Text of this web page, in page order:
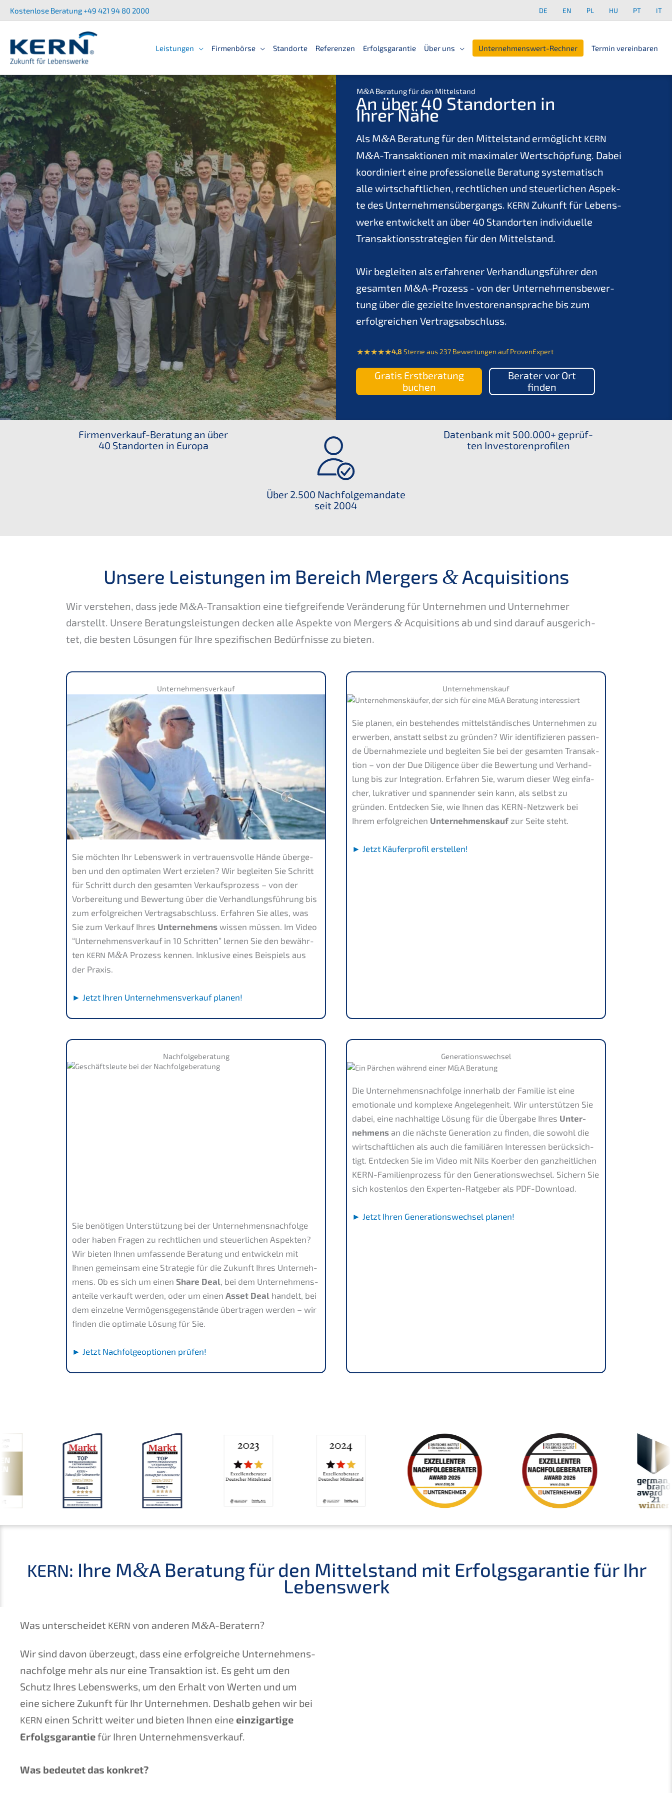
Inhalt
Kostenlose Beratung +49 421 94 80 2000 DE EN PL HU PT IT
Leistun­gen Firmen­bör­se Standorte Referen­zen Erfolgs­ga­ran­tie Über uns Unter­neh­mens­wert-Rechner Termin verein­ba­ren
M&A Beratung für den Mittelstand
An über 40 Stand­or­ten in
Ihrer Nähe
Als M&A Beratung für den Mittel­stand ermög­licht KERN
M&A-Transaktionen mit maxima­ler Wertschöp­fung. Dabei
koordi­niert eine profes­sio­nel­le Beratung syste­ma­tisch
alle wirtschaft­li­chen, recht­li­chen und steuer­li­chen Aspek­
te des Unter­neh­mens­über­gangs. KERN Zukunft für Lebens­
wer­ke entwi­ckelt an über 40 Stand­or­ten indivi­du­el­le
Trans­ak­ti­ons­stra­te­gien für den Mittelstand.
Wir beglei­ten als erfah­re­ner Verhand­lungs­füh­rer den
gesam­ten M&A-Prozess - von der Unter­neh­mens­be­wer­
tung über die geziel­te Inves­to­ren­an­spra­che bis zum
erfolg­rei­chen Vertragsabschluss.
4,8 Sterne aus 237 Bewer­tun­gen auf ProvenExpert
Gratis Erstbe­ra­tung
buchen
Berater vor Ort
finden
Firmen­ver­kauf-Beratung an über
40 Stand­or­ten in Europa
Über 2.500 Nachfol­ge­man­da­te
seit 2004
Daten­bank mit 500.000+ geprüf­
ten Investorenprofilen
Unsere Leistun­gen im Bereich Mergers &Acquisitions
Wir verste­hen, dass jede M&A-Transaktion eine tiefgrei­fen­de Verän­de­rung für Unter­neh­men und Unter­neh­mer
darstellt. Unsere Beratungs­leis­tun­gen decken alle Aspek­te von Mergers &Acqui­si­ti­ons ab und sind darauf ausge­rich­
tet, die besten Lösun­gen für Ihre spezi­fi­schen Bedürf­nis­se zu bieten.
Unter­nehmens­verkauf
Sie möchten Ihr Lebens­werk in vertrau­ens­vol­le Hände überge­
ben und den optima­len Wert erzie­len? Wir beglei­ten Sie Schritt
für Schritt durch den gesam­ten Verkaufs­pro­zess – von der
Vorbe­rei­tung und Bewer­tung über die Verhand­lungs­füh­rung bis
zum erfolg­rei­chen Vertrags­ab­schluss. Erfah­ren Sie alles, was
Sie zum Verkauf Ihres Unter­neh­mens wissen müssen. Im Video
“Unter­nehmens­verkauf in 10 Schrit­ten” lernen Sie den bewähr­
ten KERN M&A Prozess kennen. Inklu­si­ve eines Beispiels aus
der Praxis.
► Jetzt Ihren Unter­nehmens­verkauf planen!
Unter­nehmens­kauf
Sie planen, ein bestehen­des mittel­stän­di­sches Unter­neh­men zu
erwer­ben, anstatt selbst zu gründen? Wir identi­fi­zie­ren passen­
de Übernah­me­zie­le und beglei­ten Sie bei der gesam­ten Trans­ak­
ti­on – von der Due Diligence über die Bewer­tung und Verhand­
lung bis zur Integra­ti­on. Erfah­ren Sie, warum dieser Weg einfa­
cher, lukra­ti­ver und spannen­der sein kann, als selbst zu
gründen. Entde­cken Sie, wie Ihnen das KERN-Netzwerk bei
Ihrem erfolg­rei­chen Unter­nehmens­kauf zur Seite steht.
► Jetzt Käufer­pro­fil erstellen!
Nachfol­ge­be­ra­tung
Sie benöti­gen Unter­stüt­zung bei der Unternehmens­nachfolge
oder haben Fragen zu recht­li­chen und steuer­li­chen Aspek­ten?
Wir bieten Ihnen umfas­sen­de Beratung und entwi­ckeln mit
Ihnen gemein­sam eine Strate­gie für die Zukunft Ihres Unter­neh­
mens. Ob es sich um einen Share Deal , bei dem Unter­neh­mens­
an­tei­le verkauft werden, oder um einen Asset Deal handelt, bei
dem einzel­ne Vermö­gens­ge­gen­stän­de übertra­gen werden – wir
finden die optima­le Lösung für Sie.
► Jetzt Nachfol­ge­op­tio­nen prüfen!
Generations­wechsel
Die Unternehmens­nachfolge inner­halb der Familie ist eine
emotio­na­le und komple­xe Angele­gen­heit. Wir unter­stüt­zen Sie
dabei, eine nachhal­ti­ge Lösung für die Überga­be Ihres Unter­
neh­mens an die nächs­te Genera­ti­on zu finden, die sowohl die
wirtschaft­li­chen als auch die familiä­ren Inter­es­sen berück­sich­
tigt. Entde­cken Sie im Video mit Nils Koerber den ganzheit­li­chen
KERN-Famili­en­pro­zess für den Generations­wechsel. Sichern Sie
sich kosten­los den Exper­ten-Ratge­ber als PDF-Download.
► Jetzt Ihren Generations­wechsel planen!
KERN: Ihre M&A Beratung für den Mittel­stand mit Erfolgs­ga­ran­tie für Ihr
Lebenswerk
Was unter­schei­det KERN von anderen M&A-Beratern?
Wir sind davon überzeugt, dass eine erfolg­rei­che Unternehmens­
nachfolge mehr als nur eine Trans­ak­ti­on ist. Es geht um den
Schutz Ihres Lebens­werks, um den Erhalt von Werten und um
eine siche­re Zukunft für Ihr Unter­neh­men. Deshalb gehen wir bei
KERN einen Schritt weiter und bieten Ihnen eine einzig­ar­ti­ge
Erfolgs­ga­ran­tiefür Ihren Unter­nehmens­verkauf.
Was bedeu­tet das konkret?